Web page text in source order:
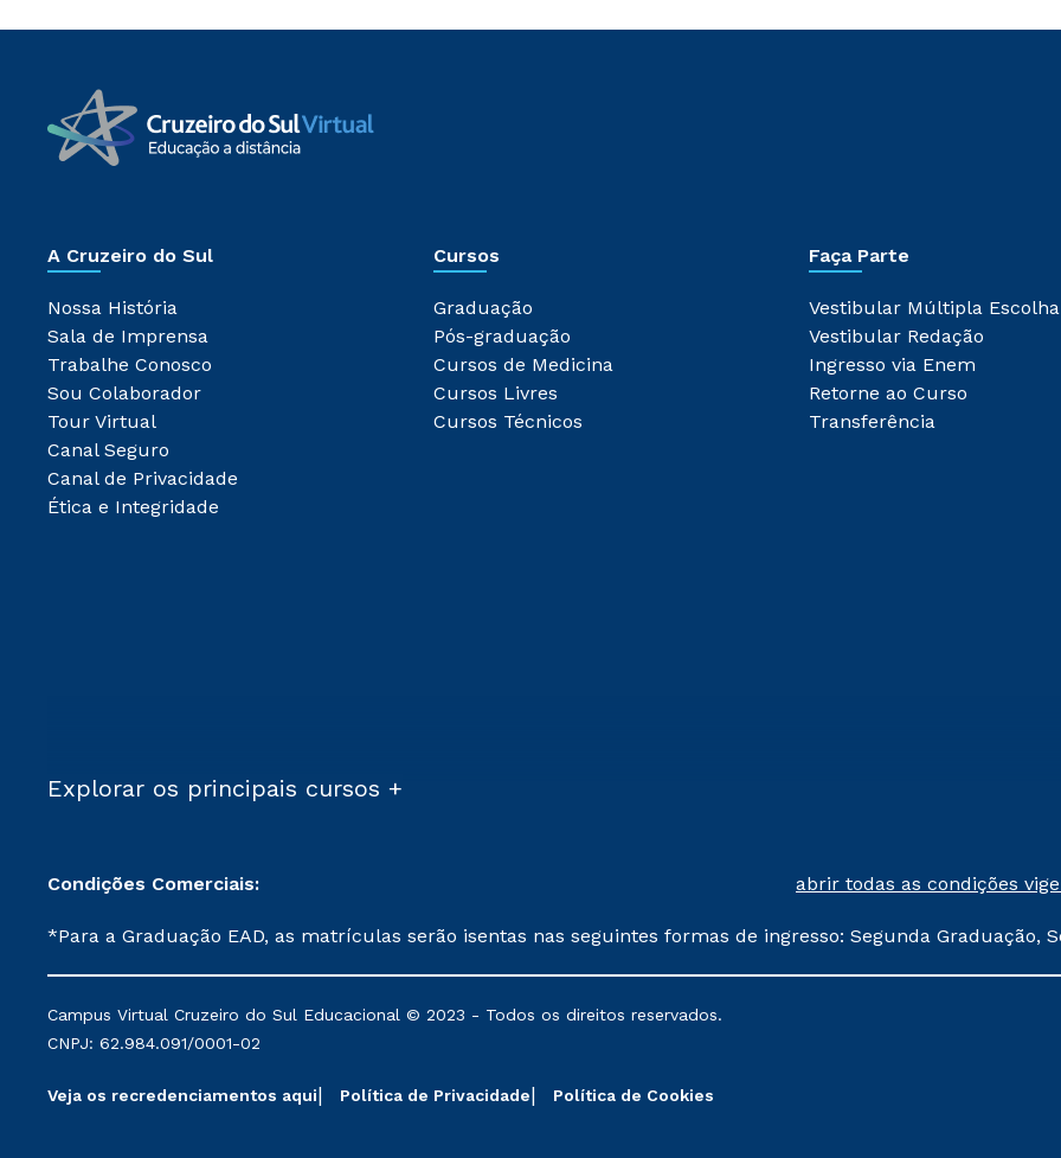
A Cruzeiro do Sul
Nossa História
Sala de Imprensa
Trabalhe Conosco
Sou Colaborador
Tour Virtual
Canal Seguro
Canal de Privacidade
Ética e Integridade
Cursos
Graduação
Pós-graduação
Cursos de Medicina
Cursos Livres
Cursos Técnicos
Faça Parte
Vestibular Múltipla Escolha
Vestibular Redação
Ingresso via Enem
Retorne ao Curso
Transferência
Explorar os principais cursos +
Condições Comerciais: abrir todas as condições
*Para a Graduação EAD, as matrículas serão isentas nas seguintes formas de ingresso: Segunda Graduação,
mantidos conforme negociação. Descontos institucionais poderão sofrer alterações nos períodos de
serviços.
Campus Virtual Cruzeiro do Sul Educacional © 2023 - Todos os direitos reservados.
CNPJ: 62.984.091/0001-02
Veja os recredenciamentos aqui Política de Privacidade Política de Cookies